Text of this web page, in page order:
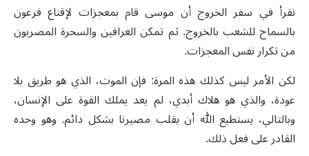
نقرأ في سفر الخروج أن موسى قام بمعجزات لإقناع فرعون
بالسماح للشعب بالخروج. ثم تمكن العرافين والسحرة المصريون
من تكرار نفس المعجزات.
لكن الأمر ليس كذلك هذه المرة: فإن الموت، الذي هو طريق بلا
عودة، والذي هو هلاك أبدي، لم يعد يملك القوة على الإنسان،
وبالتالي، يستطيع الله أن يقلب مصيرنا بشكل دائم. وهو وحده
القادر على فعل ذلك.